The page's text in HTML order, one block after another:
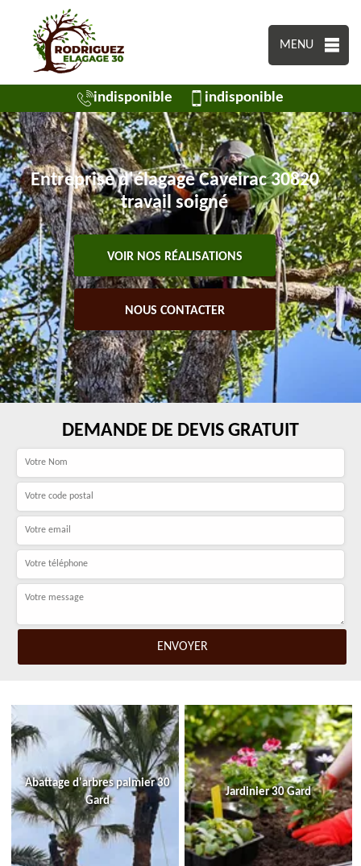
MENU
indisponible indisponible
Entreprise d'élagage Caveirac 30820
travail soigné
VOIR NOS RÉALISATIONS
NOUS CONTACTER
DEMANDE DE DEVIS GRATUIT
Abattage d'arbres palmier 30
Gard
Jardinier 30 Gard